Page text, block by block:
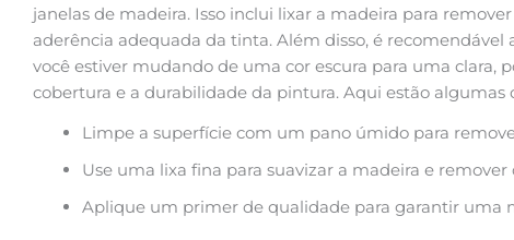
janelas de madeira. Isso inclui lixar a madeira para
aderência adequada da tinta. Além disso, é
você estiver mudando de uma cor escura para uma clara,
cobertura e a durabilidade da pintura. Aqui estão algumas
Limpe a superfície com um pano úmido para
Use uma lixa fina para suavizar a madeira e
Aplique um primer de qualidade para garantir uma